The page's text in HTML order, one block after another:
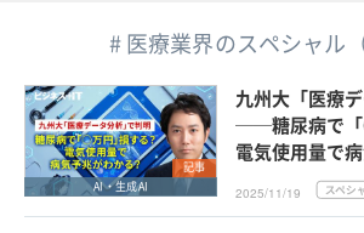
# 医療業界のスペシャル（
記事
AI・生成AI
九州大「医療
──糖尿病で「
電気使用量で
2025/11/19